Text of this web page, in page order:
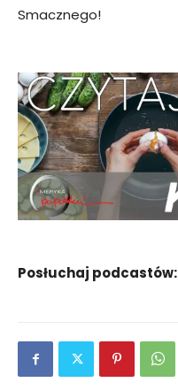
Smacznego!
Posłuchaj podcastów: